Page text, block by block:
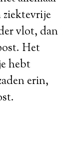
ziektevrije
vlot, dan
Het
hebt
erin,